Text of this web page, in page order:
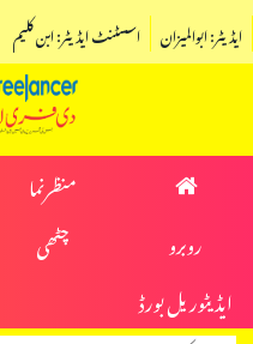
اسسٹنٹ ایڈیٹر: ابن کلیم ایڈیٹر: ابوالمیزان
منظرنما
روبرو
چٹھی
ایڈیٹوریل بورڈ